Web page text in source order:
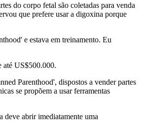
do corpo fetal são coletadas para venda
que prefere usar a digoxina porque
e estava em treinamento. Eu
até US$500.000.
Parenthood', dispostos a vender partes
se propõem a usar ferramentas
deve abrir imediatamente uma